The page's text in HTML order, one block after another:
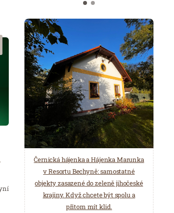
Černická hájenka a Hájenka Marunka
v Resortu Bechyně: samostatné
objekty zasazené do zeleně jihočeské
krajiny. Když chcete být spolu a
přitom mít klid.